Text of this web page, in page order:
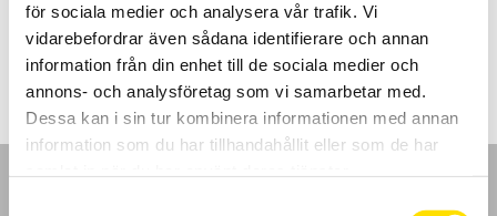
för sociala medier och analysera vår trafik. Vi
vidarebefordrar även sådana identifierare och annan
information från din enhet till de sociala medier och
annons- och analysföretag som vi samarbetar med.
Dessa kan i sin tur kombinera informationen med annan
information som du har tillhandahållit eller som de har
17,690.00kr LÄS MER